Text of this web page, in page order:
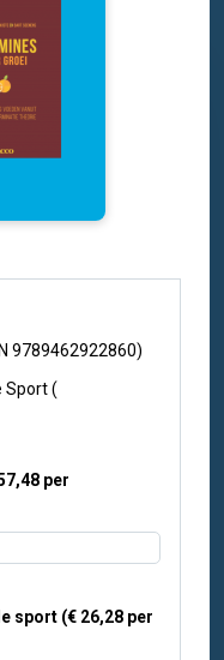
9789462922860)
Sport (
per
sport (€ 26,28 per